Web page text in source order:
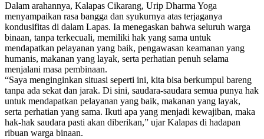
Dalam arahannya, Kalapas Cikarang, Urip Dharma Yoga
menyampaikan rasa bangga dan syukurnya atas terjaganya
kondusifitas di dalam Lapas. Ia menegaskan bahwa seluruh warga
binaan, tanpa terkecuali, memiliki hak yang sama untuk
mendapatkan pelayanan yang baik, pengawasan keamanan yang
humanis, makanan yang layak, serta perhatian penuh selama
menjalani masa pembinaan.
“Saya menginginkan situasi seperti ini, kita bisa berkumpul bareng
tanpa ada sekat dan jarak. Di sini, saudara-saudara semua punya hak
untuk mendapatkan pelayanan yang baik, makanan yang layak,
serta perhatian yang sama. Ikuti apa yang menjadi kewajiban, maka
hak-hak saudara pasti akan diberikan,” ujar Kalapas di hadapan
ribuan warga binaan.